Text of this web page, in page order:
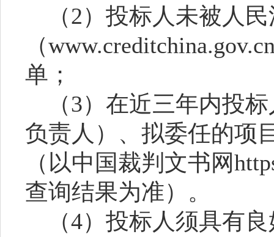
（2）投标人未被人
（
单；
（3）在近三年内投
负责人）、拟委任的项
（以中国裁判文书网
查询结果为准）。
（4）投标人须具有